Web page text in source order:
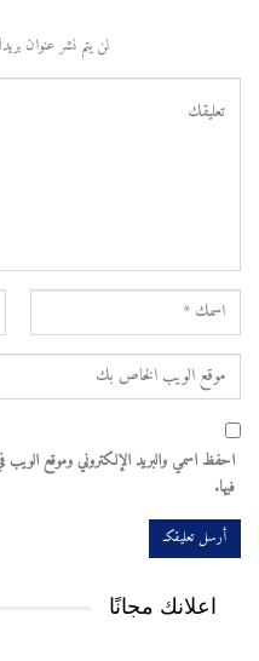
لن يتم نشر عنوان
احفظ اسمي والبريد الإلكتروني وموقع الويب
فيها.
اعلانك مجانًا